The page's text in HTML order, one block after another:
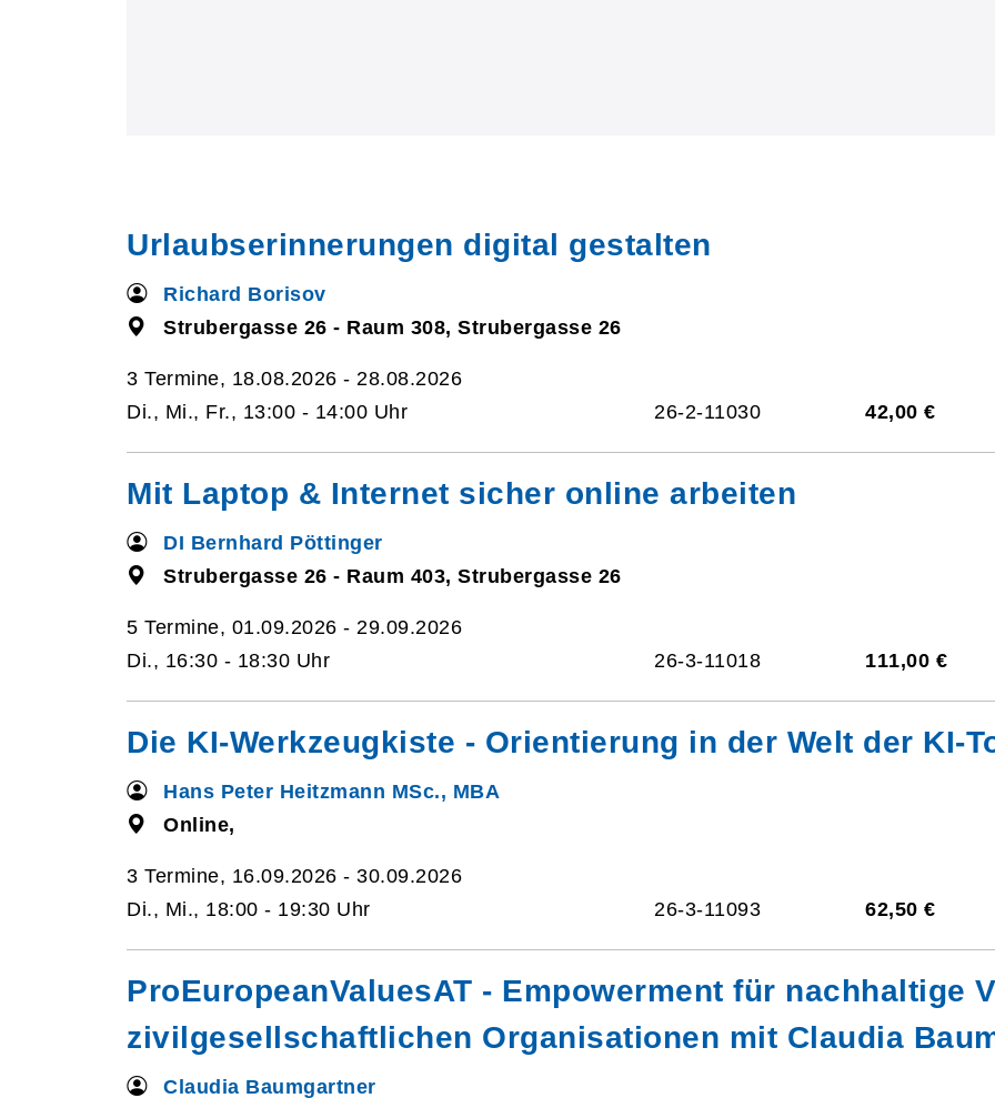
Urlaubserinnerungen digital gestalten
Richard Borisov
Strubergasse 26 - Raum 308, Strubergasse 26
3 Termine, 18.08.2026 - 28.08.2026
Di., Mi., Fr., 13:00 - 14:00 Uhr
26-2-11030 42,00 €
Mit Laptop & Internet sicher online arbeiten
DI Bernhard Pöttinger
Strubergasse 26 - Raum 403, Strubergasse 26
5 Termine, 01.09.2026 - 29.09.2026
Di., 16:30 - 18:30 Uhr
26-3-11018 111,00 €
Die KI-Werkzeugkiste - Orientierung in der Welt der KI-
Hans Peter Heitzmann MSc., MBA
Online,
3 Termine, 16.09.2026 - 30.09.2026
Di., Mi., 18:00 - 19:30 Uhr
26-3-11093 62,50 €
ProEuropeanValuesAT - Empowerment für nachhaltige
zivilgesellschaftlichen Organisationen mit Claudia
Claudia Baumgartner